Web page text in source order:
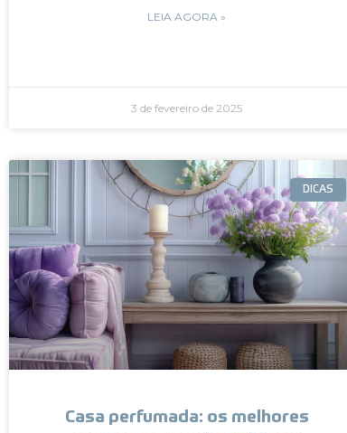
LEIA AGORA »
3 de fevereiro de 2025
DICAS
Casa perfumada: os melhores